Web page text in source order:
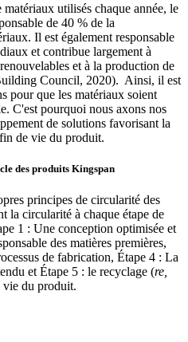
utilisés chaque année, le
de 40 % de la
Il est également responsable
et contribue largement à
et à la production de
Council, 2020). Ainsi, il est
pour que les matériaux soient
C'est pourquoi nous axons nos
de solutions favorisant la
de vie du produit.
des produits Kingspan
principes de circularité des
circularité à chaque étape de
1 : Une conception optimisée et
des matières premières,
de fabrication, Étape 4 : La
et Étape 5 : le recyclage (re,
du produit.